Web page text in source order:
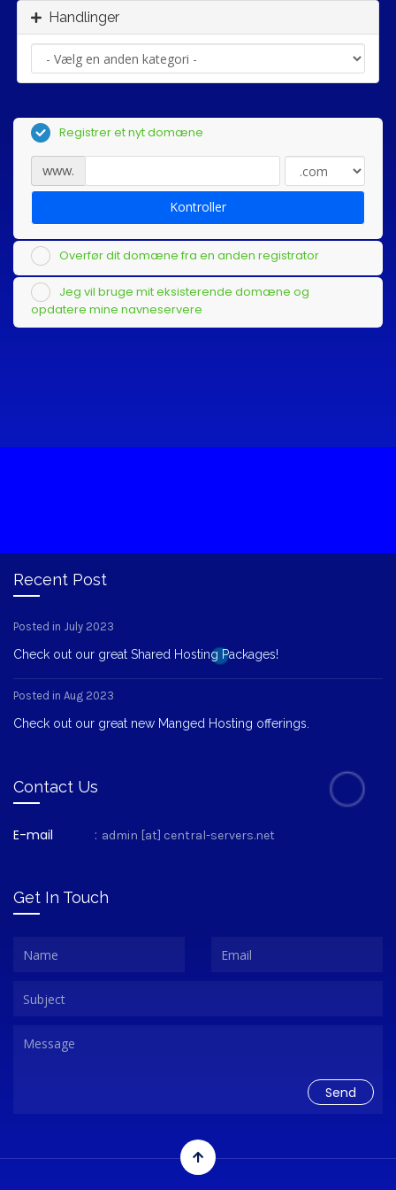
Handlinger
Registrer et nyt domæne
www.
Kontroller
Overfør dit domæne fra en anden registrator
Jeg vil bruge mit eksisterende domæne og
opdatere mine navneservere
Recent Post
Posted in July 2023
Check out our great Shared Hosting Packages!
Posted in Aug 2023
Check out our great new Manged Hosting offerings.
Contact Us
E-mail : admin [at] central-servers.net
Get In Touch